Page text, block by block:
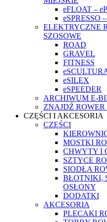
eFLOAT –
eSPRESSO
ELEKTRYCZNE
SZOSOWE
ROAD
GRAVEL
FITNESS
eSILEX
eSPEEDER
ARCHIWUM E-
ZNAJDŹ
CZĘŚCI I AKCESORIA
CZĘŚCI
MOSTKI
CHWYTY I
SZTYCE
SIODŁA
BŁOTNIKI,
OSŁONY
DODATKI
AKCESORIA
PLECAKI